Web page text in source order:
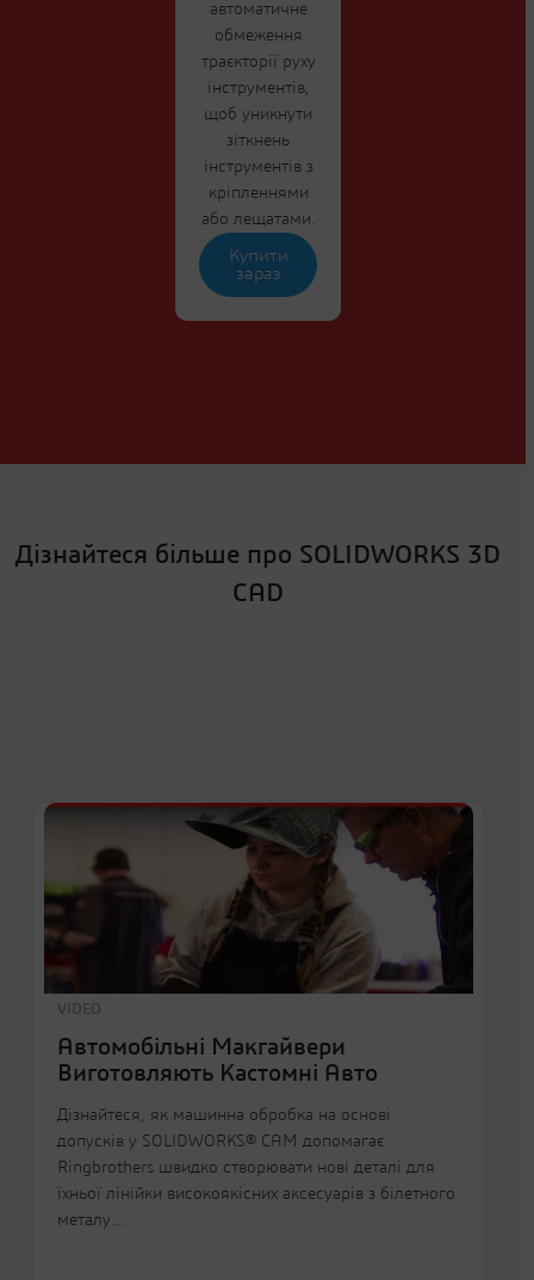
автоматичне
обмеження
траєкторії руху
інструментів,
щоб уникнути
зіткнень
інструментів з
кріпленнями
або лещатами.
Купити
зараз
Дізнайтеся більше про SOLIDWORKS 3D
CAD
VIDEO
Автомобільні Макгайвери
Виготовляють Кастомні Авто
Дізнайтеся, як машинна обробка на основі
допусків у SOLIDWORKS® CAM допомагає
Ringbrothers швидко створювати нові деталі для
їхньої лінійки високоякісних аксесуарів з білетного
металу...